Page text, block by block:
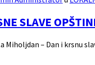
SLAVE
– Dan i krsnu